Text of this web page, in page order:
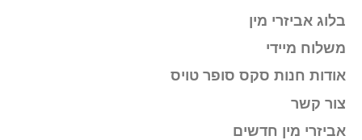
בלוג אביזרי מין
משלוח מיידי
אודות חנות סקס סופר טויס
צור קשר
אביזרי מין חדשים